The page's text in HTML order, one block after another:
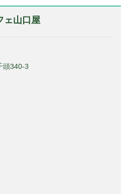
ェ山口屋
頭340-3